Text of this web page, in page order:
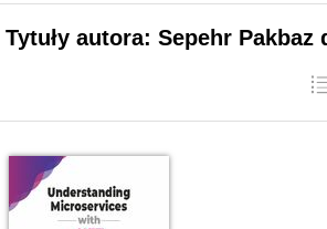
Tytuły autora: Sepehr